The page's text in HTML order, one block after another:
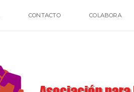
CONTACTO COLABORA